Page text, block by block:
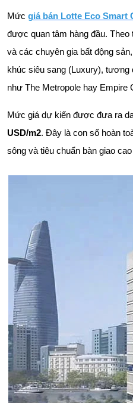
Mức giá bán Lotte Eco Smart
được quan tâm hàng đầu.
và các chuyên gia bất động
khúc siêu sang (Luxury),
như The Metropole hay Empire
Mức giá dự kiến được đưa ra
USD/m2. Đây là con số hoàn
sông và tiêu chuẩn bàn giao